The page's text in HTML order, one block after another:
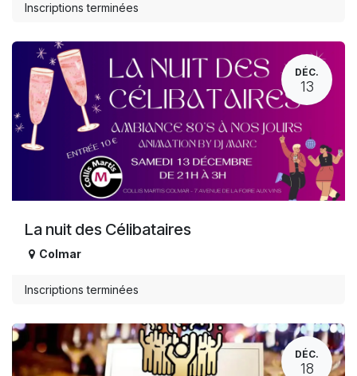
Inscriptions terminées
DÉC.
13
La nuit des Célibataires
Colmar
Inscriptions terminées
DÉC.
18